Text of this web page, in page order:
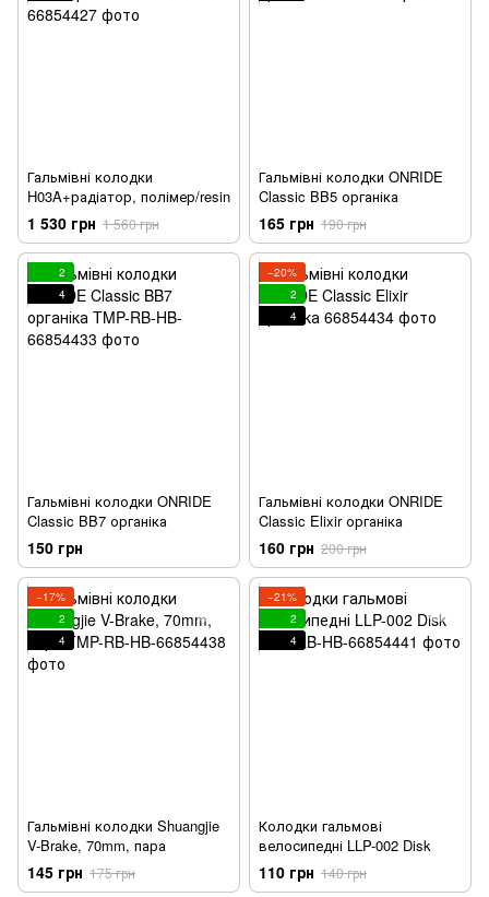
Гальмівні колодки
H03A+радіатор, полімер/resin
1 530 грн 1 560 грн
Гальмівні колодки ONRIDE
Classic BB5 органіка
165 грн 190 грн
2
4
Гальмівні колодки ONRIDE
Classic BB7 органіка
150 грн
−20%
2
4
Гальмівні колодки ONRIDE
Classic Elixir органіка
160 грн 200 грн
−17%
2
4
Гальмівні колодки Shuangjie
V-Brake, 70mm, пара
145 грн 175 грн
−21%
2
4
Колодки гальмові
велосипедні LLP-002 Disk
110 грн 140 грн